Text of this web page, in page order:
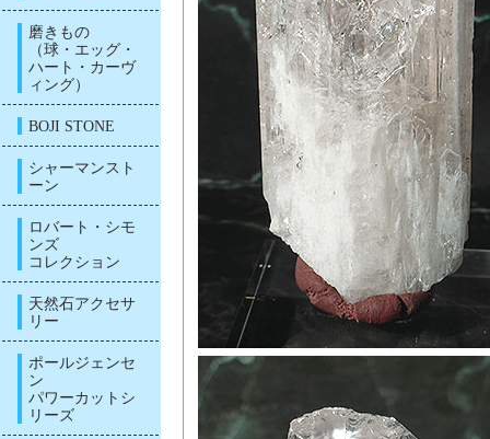
磨きもの
（球・エッグ・
ハート・カーヴ
ィング）
BOJI STONE
シャーマンスト
ーン
ロバート・シモ
ンズ
コレクション
天然石アクセサ
リー
ポールジェンセ
ン
パワーカットシ
リーズ